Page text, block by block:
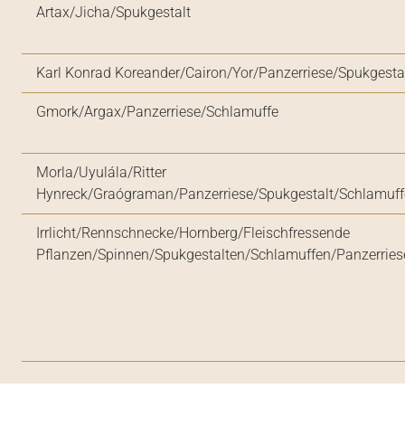
Artax/Jicha/Spukgestalt
Karl Konrad Koreander/Cairon/Yor/Panzerriese/
Gmork/Argax/Panzerriese/Schlamuffe
Morla/Uyulála/Ritter
Hynreck/Graógraman/Panzerriese/Spukgestalt/
Irrlicht/Rennschnecke/Hornberg/Fleischfressende
Pflanzen/Spinnen/Spukgestalten/Schlamuffen/